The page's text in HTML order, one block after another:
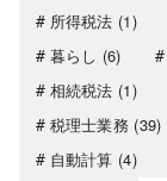
所得税法 (1)
暮らし (6)
相続税法 (1)
税理士業務 (39)
自動計算 (4)